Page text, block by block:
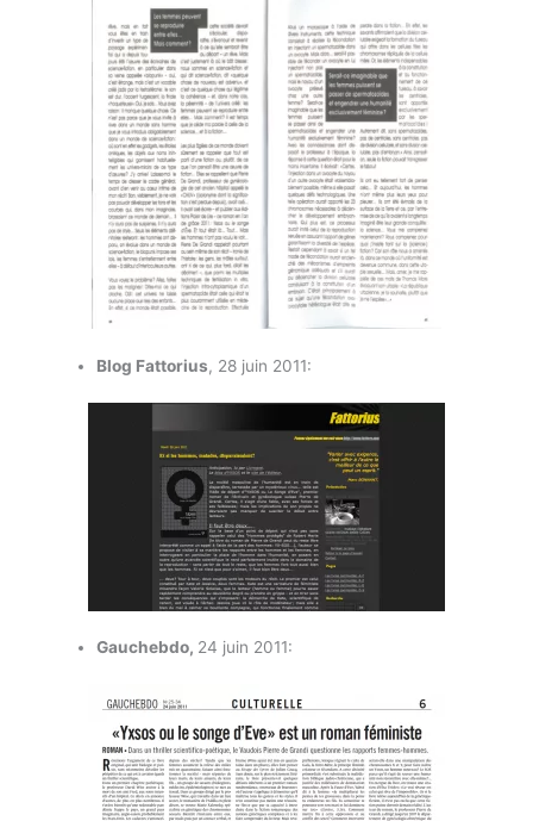
Blog Fattorius, 28 juin 2011:
Gauchebdo, 24 juin 2011: